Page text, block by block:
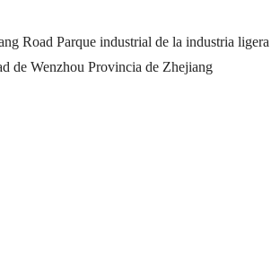
Road Parque industrial de la industria ligera
de Wenzhou Provincia de Zhejiang